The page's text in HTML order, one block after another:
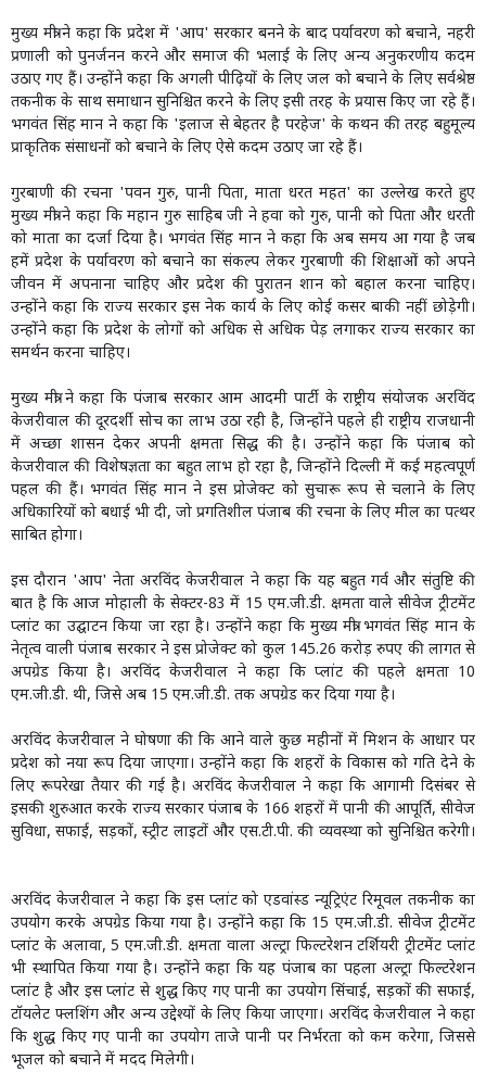
मुख्य मंत्री ने कहा कि प्रदेश में 'आप' सरकार बनने के बाद पर्यावरण को बचाने, नहरी
प्रणाली को पुनर्जनन करने और समाज की भलाई के लिए अन्य अनुकरणीय कदम
उठाए गए हैं। उन्होंने कहा कि अगली पीढ़ियों के लिए जल को बचाने के लिए सर्वश्रेष्ठ
तकनीक के साथ समाधान सुनिश्चित करने के लिए इसी तरह के प्रयास किए जा रहे हैं।
भगवंत सिंह मान ने कहा कि 'इलाज से बेहतर है परहेज' के कथन की तरह बहुमूल्य
प्राकृतिक संसाधनों को बचाने के लिए ऐसे कदम उठाए जा रहे हैं।
गुरबाणी की रचना 'पवन गुरु, पानी पिता, माता धरत महत' का उल्लेख करते हुए
मुख्य मंत्री ने कहा कि महान गुरु साहिब जी ने हवा को गुरु, पानी को पिता और धरती
को माता का दर्जा दिया है। भगवंत सिंह मान ने कहा कि अब समय आ गया है जब
हमें प्रदेश के पर्यावरण को बचाने का संकल्प लेकर गुरबाणी की शिक्षाओं को अपने
जीवन में अपनाना चाहिए और प्रदेश की पुरातन शान को बहाल करना चाहिए।
उन्होंने कहा कि राज्य सरकार इस नेक कार्य के लिए कोई कसर बाकी नहीं छोड़ेगी।
उन्होंने कहा कि प्रदेश के लोगों को अधिक से अधिक पेड़ लगाकर राज्य सरकार का
समर्थन करना चाहिए।
मुख्य मंत्री ने कहा कि पंजाब सरकार आम आदमी पार्टी के राष्ट्रीय संयोजक अरविंद
केजरीवाल की दूरदर्शी सोच का लाभ उठा रही है, जिन्होंने पहले ही राष्ट्रीय राजधानी
में अच्छा शासन देकर अपनी क्षमता सिद्ध की है। उन्होंने कहा कि पंजाब को
केजरीवाल की विशेषज्ञता का बहुत लाभ हो रहा है, जिन्होंने दिल्ली में कई महत्वपूर्ण
पहल की हैं। भगवंत सिंह मान ने इस प्रोजेक्ट को सुचारू रूप से चलाने के लिए
अधिकारियों को बधाई भी दी, जो प्रगतिशील पंजाब की रचना के लिए मील का पत्थर
साबित होगा।
इस दौरान 'आप' नेता अरविंद केजरीवाल ने कहा कि यह बहुत गर्व और संतुष्टि की
बात है कि आज मोहाली के सेक्टर-83 में 15 एम.जी.डी. क्षमता वाले सीवेज ट्रीटमेंट
प्लांट का उद्घाटन किया जा रहा है। उन्होंने कहा कि मुख्य मंत्री भगवंत सिंह मान के
नेतृत्व वाली पंजाब सरकार ने इस प्रोजेक्ट को कुल 145.26 करोड़ रुपए की लागत से
अपग्रेड किया है। अरविंद केजरीवाल ने कहा कि प्लांट की पहले क्षमता 10
एम.जी.डी. थी, जिसे अब 15 एम.जी.डी. तक अपग्रेड कर दिया गया है।
अरविंद केजरीवाल ने घोषणा की कि आने वाले कुछ महीनों में मिशन के आधार पर
प्रदेश को नया रूप दिया जाएगा। उन्होंने कहा कि शहरों के विकास को गति देने के
लिए रूपरेखा तैयार की गई है। अरविंद केजरीवाल ने कहा कि आगामी दिसंबर से
इसकी शुरुआत करके राज्य सरकार पंजाब के 166 शहरों में पानी की आपूर्ति, सीवेज
सुविधा, सफाई, सड़कों, स्ट्रीट लाइटों और एस.टी.पी. की व्यवस्था को सुनिश्चित करेगी।
अरविंद केजरीवाल ने कहा कि इस प्लांट को एडवांस्ड न्यूट्रिएंट रिमूवल तकनीक का
उपयोग करके अपग्रेड किया गया है। उन्होंने कहा कि 15 एम.जी.डी. सीवेज ट्रीटमेंट
प्लांट के अलावा, 5 एम.जी.डी. क्षमता वाला अल्ट्रा फिल्टरेशन टर्शियरी ट्रीटमेंट प्लांट
भी स्थापित किया गया है। उन्होंने कहा कि यह पंजाब का पहला अल्ट्रा फिल्टरेशन
प्लांट है और इस प्लांट से शुद्ध किए गए पानी का उपयोग सिंचाई, सड़कों की सफाई,
टॉयलेट फ्लशिंग और अन्य उद्देश्यों के लिए किया जाएगा। अरविंद केजरीवाल ने कहा
कि शुद्ध किए गए पानी का उपयोग ताजे पानी पर निर्भरता को कम करेगा, जिससे
भूजल को बचाने में मदद मिलेगी।